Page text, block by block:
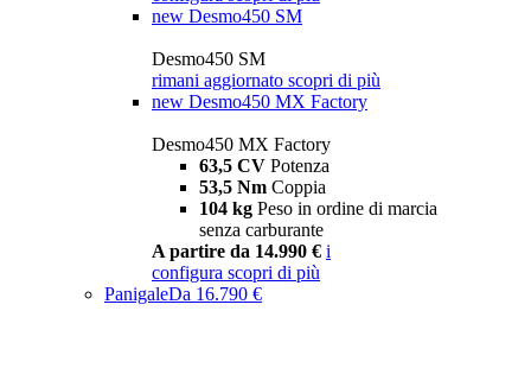
new Desmo450 SM
Desmo450 SM
rimani aggiornato scopri di più
new Desmo450 MX Factory
Desmo450 MX Factory
63,5 CV Potenza
53,5 Nm Coppia
104 kg Peso in ordine di marcia
senza carburante
A partire da 14.990 € i
configura scopri di più
PanigaleDa 16.790 €